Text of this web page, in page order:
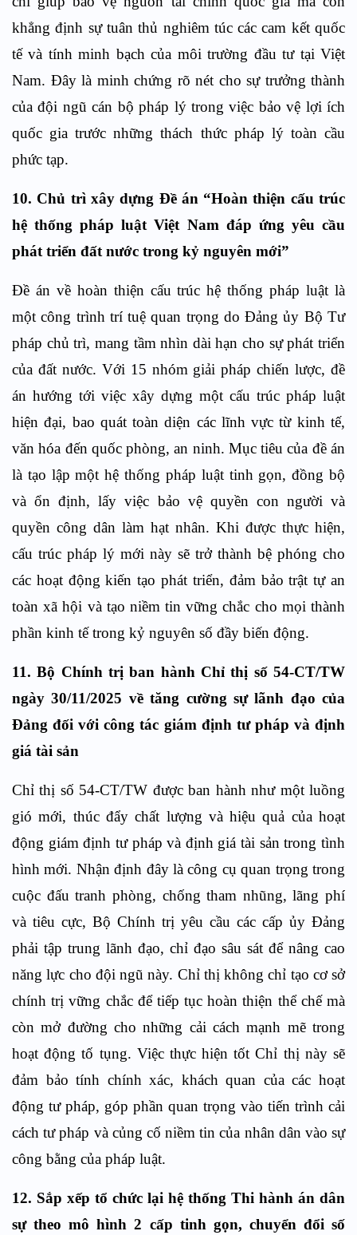
khẳng định sự tuân thủ nghiêm túc các cam kết quốc
tế và tính minh bạch của môi trường đầu tư tại Việt
Nam. Đây là minh chứng rõ nét cho sự trưởng thành
của đội ngũ cán bộ pháp lý trong việc bảo vệ lợi ích
quốc gia trước những thách thức pháp lý toàn cầu
phức tạp.
10. Chủ trì xây dựng Đề án “Hoàn thiện cấu trúc
hệ thống pháp luật Việt Nam đáp ứng yêu cầu
phát triển đất nước trong kỷ nguyên mới”
Đề án về hoàn thiện cấu trúc hệ thống pháp luật là
một công trình trí tuệ quan trọng do Đảng ủy Bộ Tư
pháp chủ trì, mang tầm nhìn dài hạn cho sự phát triển
của đất nước. Với 15 nhóm giải pháp chiến lược, đề
án hướng tới việc xây dựng một cấu trúc pháp luật
hiện đại, bao quát toàn diện các lĩnh vực từ kinh tế,
văn hóa đến quốc phòng, an ninh. Mục tiêu của đề án
là tạo lập một hệ thống pháp luật tinh gọn, đồng bộ
và ổn định, lấy việc bảo vệ quyền con người và
quyền công dân làm hạt nhân. Khi được thực hiện,
cấu trúc pháp lý mới này sẽ trở thành bệ phóng cho
các hoạt động kiến tạo phát triển, đảm bảo trật tự an
toàn xã hội và tạo niềm tin vững chắc cho mọi thành
phần kinh tế trong kỷ nguyên số đầy biến động.
11. Bộ Chính trị ban hành Chỉ thị số 54-CT/TW
ngày 30/11/2025 về tăng cường sự lãnh đạo của
Đảng đối với công tác giám định tư pháp và định
giá tài sản
Chỉ thị số 54-CT/TW được ban hành như một luồng
gió mới, thúc đẩy chất lượng và hiệu quả của hoạt
động giám định tư pháp và định giá tài sản trong tình
hình mới. Nhận định đây là công cụ quan trọng trong
cuộc đấu tranh phòng, chống tham nhũng, lãng phí
và tiêu cực, Bộ Chính trị yêu cầu các cấp ủy Đảng
phải tập trung lãnh đạo, chỉ đạo sâu sát để nâng cao
năng lực cho đội ngũ này. Chỉ thị không chỉ tạo cơ sở
chính trị vững chắc để tiếp tục hoàn thiện thể chế mà
còn mở đường cho những cải cách mạnh mẽ trong
hoạt động tố tụng. Việc thực hiện tốt Chỉ thị này sẽ
đảm bảo tính chính xác, khách quan của các hoạt
động tư pháp, góp phần quan trọng vào tiến trình cải
cách tư pháp và củng cố niềm tin của nhân dân vào sự
công bằng của pháp luật.
12. Sắp xếp tổ chức lại hệ thống Thi hành án dân
sự theo mô hình 2 cấp tinh gọn, chuyển đổi số